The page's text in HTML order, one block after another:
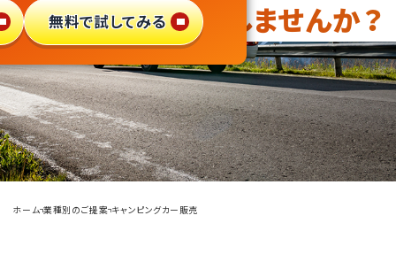
しませんか？
無料で試してみる
ホーム 業種別のご提案 キャンピングカー販売